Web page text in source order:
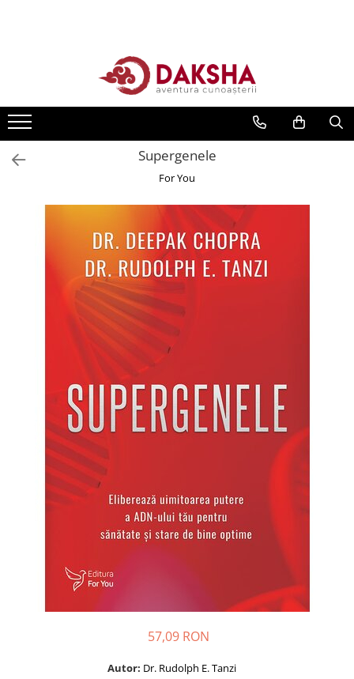
Seria Radu Cinamar
Seria Anton Parks
Seria David Icke
Dezvăluiri
Extratereștrii
Transformare spirituală
Dezvoltare personală
Seria Montauk
Mistere
Seria Chico Xavier
Seria Helena Blavatsky
Supergenele
For You
57,09 RON
Autor: Dr. Rudolph E. Tanzi